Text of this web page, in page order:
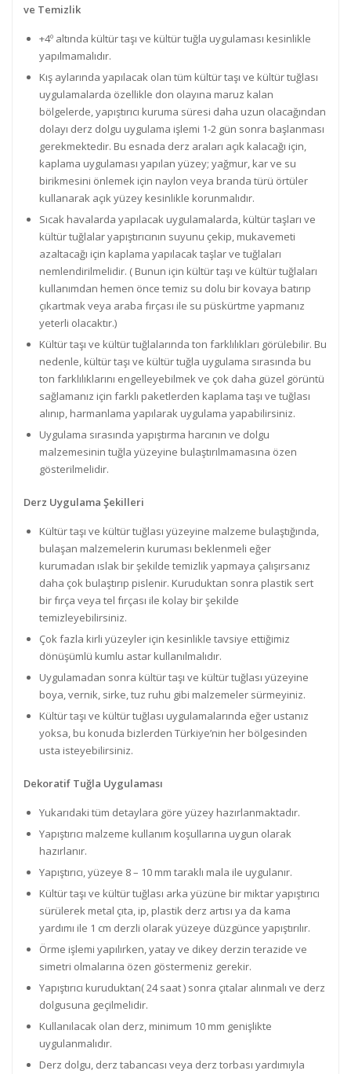
ve Temizlik
+4º altında kültür taşı ve kültür tuğla uygulaması kesinlikle
yapılmamalıdır.
Kış aylarında yapılacak olan tüm kültür taşı ve kültür tuğlası
uygulamalarda özellikle don olayına maruz kalan
bölgelerde, yapıştırıcı kuruma süresi daha uzun olacağından
dolayı derz dolgu uygulama işlemi 1-2 gün sonra başlanması
gerekmektedir. Bu esnada derz araları açık kalacağı için,
kaplama uygulaması yapılan yüzey; yağmur, kar ve su
birikmesini önlemek için naylon veya branda türü örtüler
kullanarak açık yüzey kesinlikle korunmalıdır.
Sıcak havalarda yapılacak uygulamalarda, kültür taşları ve
kültür tuğlalar yapıştırıcının suyunu çekip, mukavemeti
azaltacağı için kaplama yapılacak taşlar ve tuğlaları
nemlendirilmelidir. ( Bunun için kültür taşı ve kültür tuğlaları
kullanımdan hemen önce temiz su dolu bir kovaya batırıp
çıkartmak veya araba fırçası ile su püskürtme yapmanız
yeterli olacaktır.)
Kültür taşı ve kültür tuğlalarında ton farklılıkları görülebilir. Bu
nedenle, kültür taşı ve kültür tuğla uygulama sırasında bu
ton farklılıklarını engelleyebilmek ve çok daha güzel görüntü
sağlamanız için farklı paketlerden kaplama taşı ve tuğlası
alınıp, harmanlama yapılarak uygulama yapabilirsiniz.
Uygulama sırasında yapıştırma harcının ve dolgu
malzemesinin tuğla yüzeyine bulaştırılmamasına özen
gösterilmelidir.
Derz Uygulama Şekilleri
Kültür taşı ve kültür tuğlası yüzeyine malzeme bulaştığında,
bulaşan malzemelerin kuruması beklenmeli eğer
kurumadan ıslak bir şekilde temizlik yapmaya çalışırsanız
daha çok bulaştırıp pislenir. Kuruduktan sonra plastik sert
bir fırça veya tel fırçası ile kolay bir şekilde
temizleyebilirsiniz.
Çok fazla kirli yüzeyler için kesinlikle tavsiye ettiğimiz
dönüşümlü kumlu astar kullanılmalıdır.
Uygulamadan sonra kültür taşı ve kültür tuğlası yüzeyine
boya, vernik, sirke, tuz ruhu gibi malzemeler sürmeyiniz.
Kültür taşı ve kültür tuğlası uygulamalarında eğer ustanız
yoksa, bu konuda bizlerden Türkiye’nin her bölgesinden
usta isteyebilirsiniz.
Dekoratif Tuğla Uygulaması
Yukarıdaki tüm detaylara göre yüzey hazırlanmaktadır.
Yapıştırıcı malzeme kullanım koşullarına uygun olarak
hazırlanır.
Yapıştırıcı, yüzeye 8 – 10 mm taraklı mala ile uygulanır.
Kültür taşı ve kültür tuğlası arka yüzüne bir miktar yapıştırıcı
sürülerek metal çıta, ip, plastik derz artısı ya da kama
yardımı ile 1 cm derzli olarak yüzeye düzgünce yapıştırılır.
Örme işlemi yapılırken, yatay ve dikey derzin terazide ve
simetri olmalarına özen göstermeniz gerekir.
Yapıştırıcı kuruduktan( 24 saat ) sonra çıtalar alınmalı ve derz
dolgusuna geçilmelidir.
Kullanılacak olan derz, minimum 10 mm genişlikte
uygulanmalıdır.
Derz dolgu, derz tabancası veya derz torbası yardımıyla